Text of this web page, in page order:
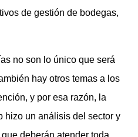
de gestión de bodegas,
no son lo único que será
hay otros temas a los
y por esa razón, la
hizo un análisis del sector y